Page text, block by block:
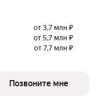
от 3,7 млн ₽
от 5,7 млн ₽
от 7,7 млн ₽
Позвоните мне